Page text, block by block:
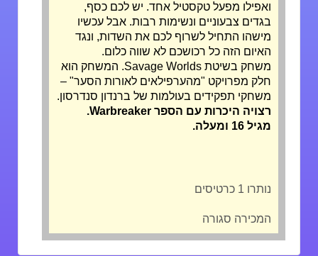
ואפילו מפעל טקסטיל אחד. יש לכם כסף,
בגדים צבעוניים ונשימות רבות. אבל עכשיו
מישהו התחיל לשרוף לכם את השדות, ונגד
האיום הזה כל רכושכם לא שווה כלום.
משחק בשיטת Savage Worlds. המשחק הוא
חלק מפרויקט "מהערפילאים לאורות הסער" –
משחקי תפקידים בעולמות של ברנדון סנדרסון.
רצויה היכרות עם הספר Warbreaker.
המכירה סגורה